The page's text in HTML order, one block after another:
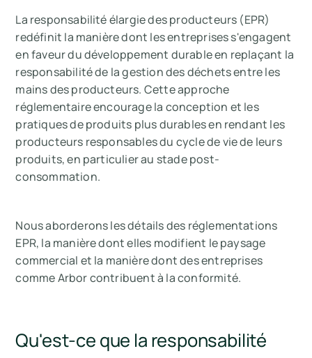
La responsabilité élargie des producteurs (EPR)
redéfinit la manière dont les entreprises s'engagent
en faveur du développement durable en replaçant la
responsabilité de la gestion des déchets entre les
mains des producteurs. Cette approche
réglementaire encourage la conception et les
pratiques de produits plus durables en rendant les
producteurs responsables du cycle de vie de leurs
produits, en particulier au stade post-
consommation.
Nous aborderons les détails des réglementations
EPR, la manière dont elles modifient le paysage
commercial et la manière dont des entreprises
comme Arbor contribuent à la conformité.
Qu'est-ce que la responsabilité